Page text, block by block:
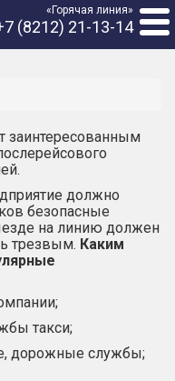
«Горячая линия»
(8212) 21-13-14
заинтересованным
должно
безопасные
на линию должен
трезвым. Каким
такси;
дорожные службы;